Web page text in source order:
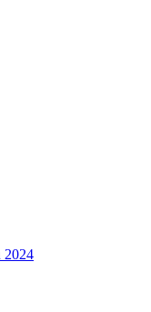
2024